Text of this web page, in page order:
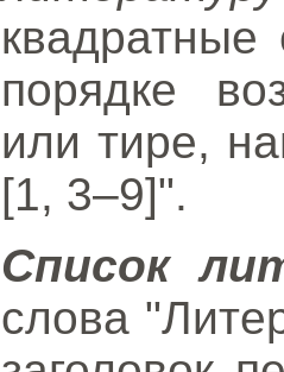
квадратные
порядке
или тире,
[1, 3–9]".
Список
слова